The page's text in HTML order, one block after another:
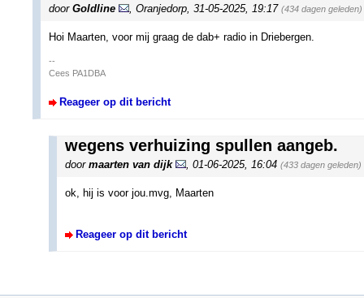
door Goldline , Oranjedorp, 31-05-2025, 19:17 (434 dagen geleden)
Hoi Maarten, voor mij graag de dab+ radio in Driebergen.
--
Cees PA1DBA
Reageer op dit bericht
wegens verhuizing spullen aangeb.
door maarten van dijk , 01-06-2025, 16:04 (433 dagen geleden)
ok, hij is voor jou.mvg, Maarten
Reageer op dit bericht